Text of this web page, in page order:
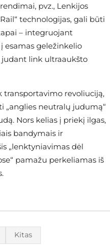
pvz., Lenkijos
technologijas, gali būti
– integruojant
esamas geležinkelio
judant link ultraaukšto
transportavimo revoliuciją,
„anglies neutralų judumą“
Nors kelias į priekį ilgas,
bandymais ir
„lenktyniavimas dėl
pamažu perkeliamas iš
Kitas